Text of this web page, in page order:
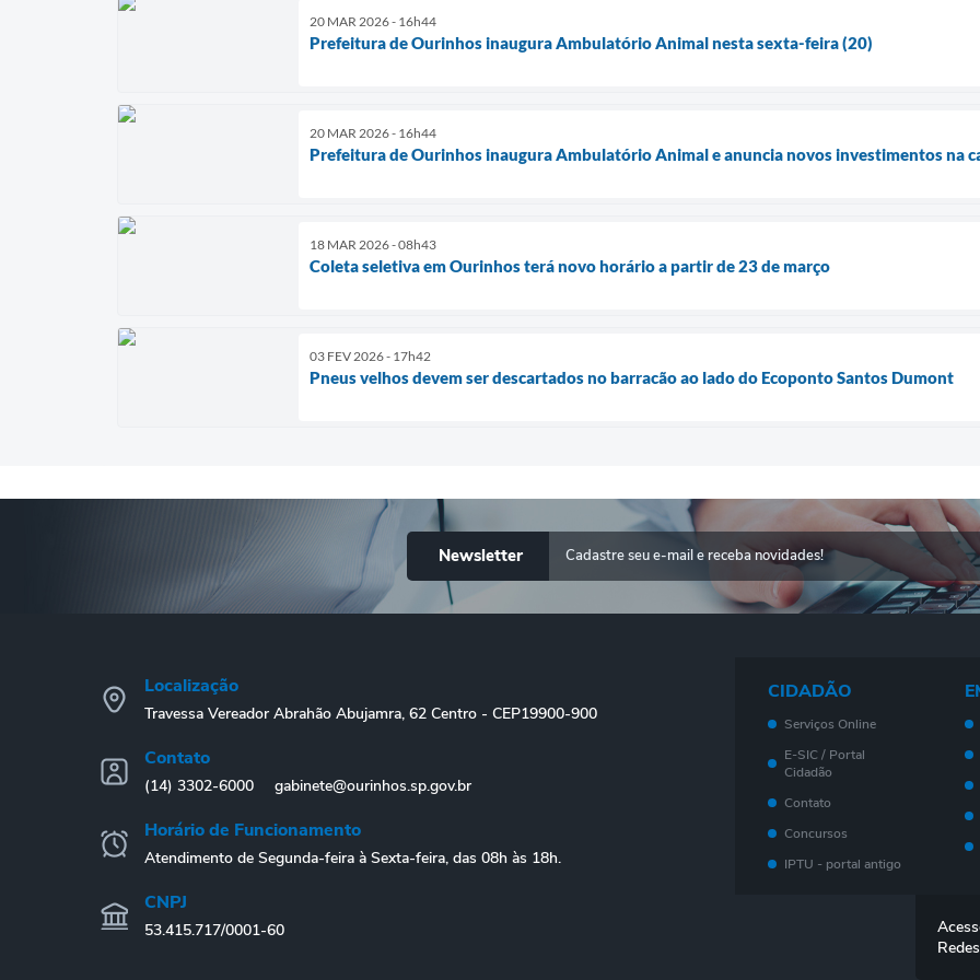
20 MAR 2026 - 16h44
Prefeitura de Ourinhos inaugura Ambulatório Animal nesta sexta-feira (20)
20 MAR 2026 - 16h44
Prefeitura de Ourinhos inaugura Ambulatório Animal e anuncia novos investimentos na
18 MAR 2026 - 08h43
Coleta seletiva em Ourinhos terá novo horário a partir de 23 de março
03 FEV 2026 - 17h42
Pneus velhos devem ser descartados no barracão ao lado do Ecoponto Santos Dumont
Newsletter
Localização
Travessa Vereador Abrahão Abujamra, 62 Centro - CEP19900-900
Contato
(14) 3302-6000 gabinete@ourinhos.sp.gov.br
Horário de Funcionamento
Atendimento de Segunda-feira à Sexta-feira, das 08h às 18h.
CNPJ
53.415.717/0001-60
CIDADÃO
Serviços Online
E-SIC / Portal
Cidadão
Contato
Concursos
IPTU - portal antigo